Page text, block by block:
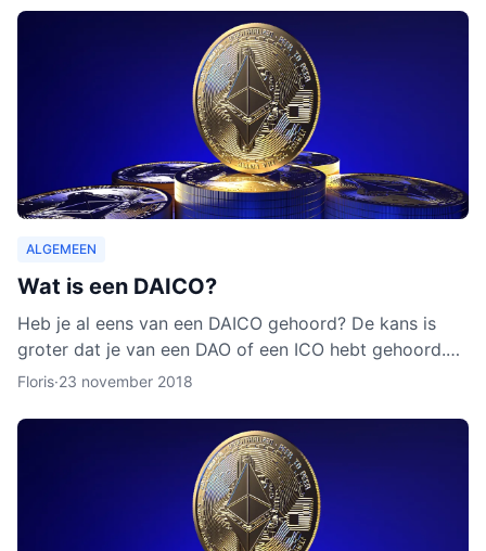
ALGEMEEN
Wat is een DAICO?
Heb je al eens van een DAICO gehoord? De kans is
groter dat je van een DAO of een ICO hebt gehoord.
Hoewel het concept van DAICO nog nooit is ingezet,
Floris·23 november 2018